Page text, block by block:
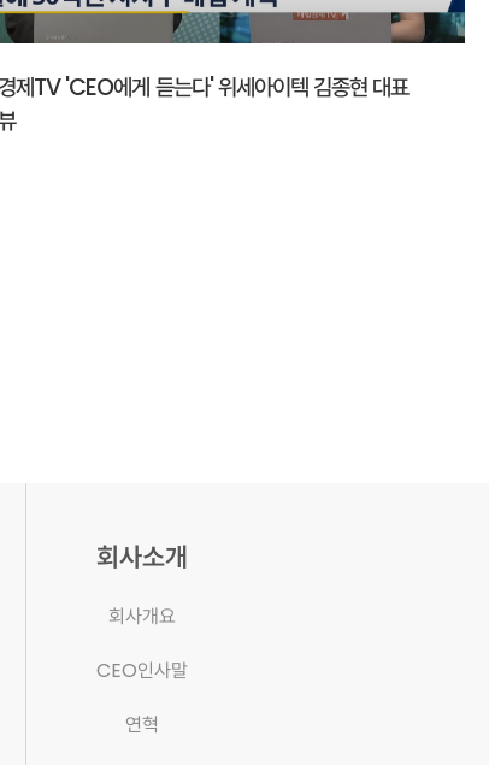
제TV 'CEO에게 듣는다' 위세아이텍 김종현 대표
회사소개
회사개요
CEO인사말
연혁